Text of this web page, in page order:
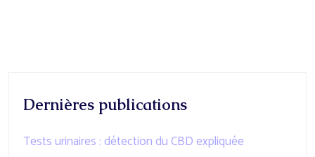
Dernières publications
Tests urinaires : détection du CBD expliquée